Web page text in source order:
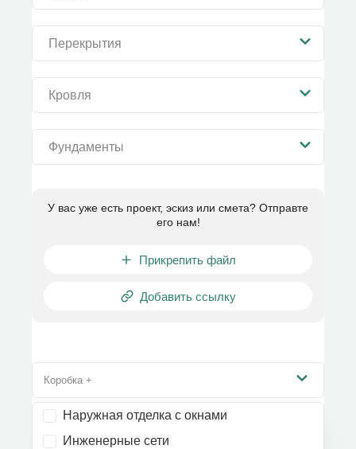
Перекрытия
Кровля
Фундаменты
У вас уже есть проект, эскиз или смета? Отправте
его нам!
Прикрепить файл
Добавить ссылку
Коробка +
Наружная отделка с окнами
Инженерные сети